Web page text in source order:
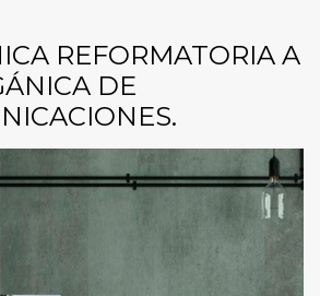
REFORMATORIA A
DE